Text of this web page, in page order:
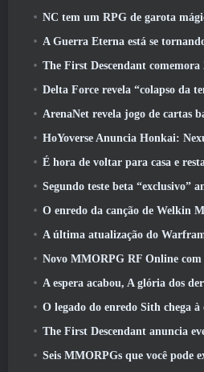
NC tem um RPG de garota mágica com um estilo de arte
A Guerra Eterna está se
The First Descendant comemora 2º
Delta Force revela “colapso da temporada”,
ArenaNet revela jogo de cartas
HoYoverse Anuncia Honkai: Nexus
É hora de voltar para casa e restaurar o retiro
Segundo teste beta “exclusivo” anunciado para
O enredo da canção de Welkin Moon de
A última atualização do Warframe
Novo MMORPG RF Online com tema Mech da
A espera acabou, A glória dos
O legado do enredo Sith chega à conclusão
The First Descendant anuncia evento
Seis MMORPGs que você pode